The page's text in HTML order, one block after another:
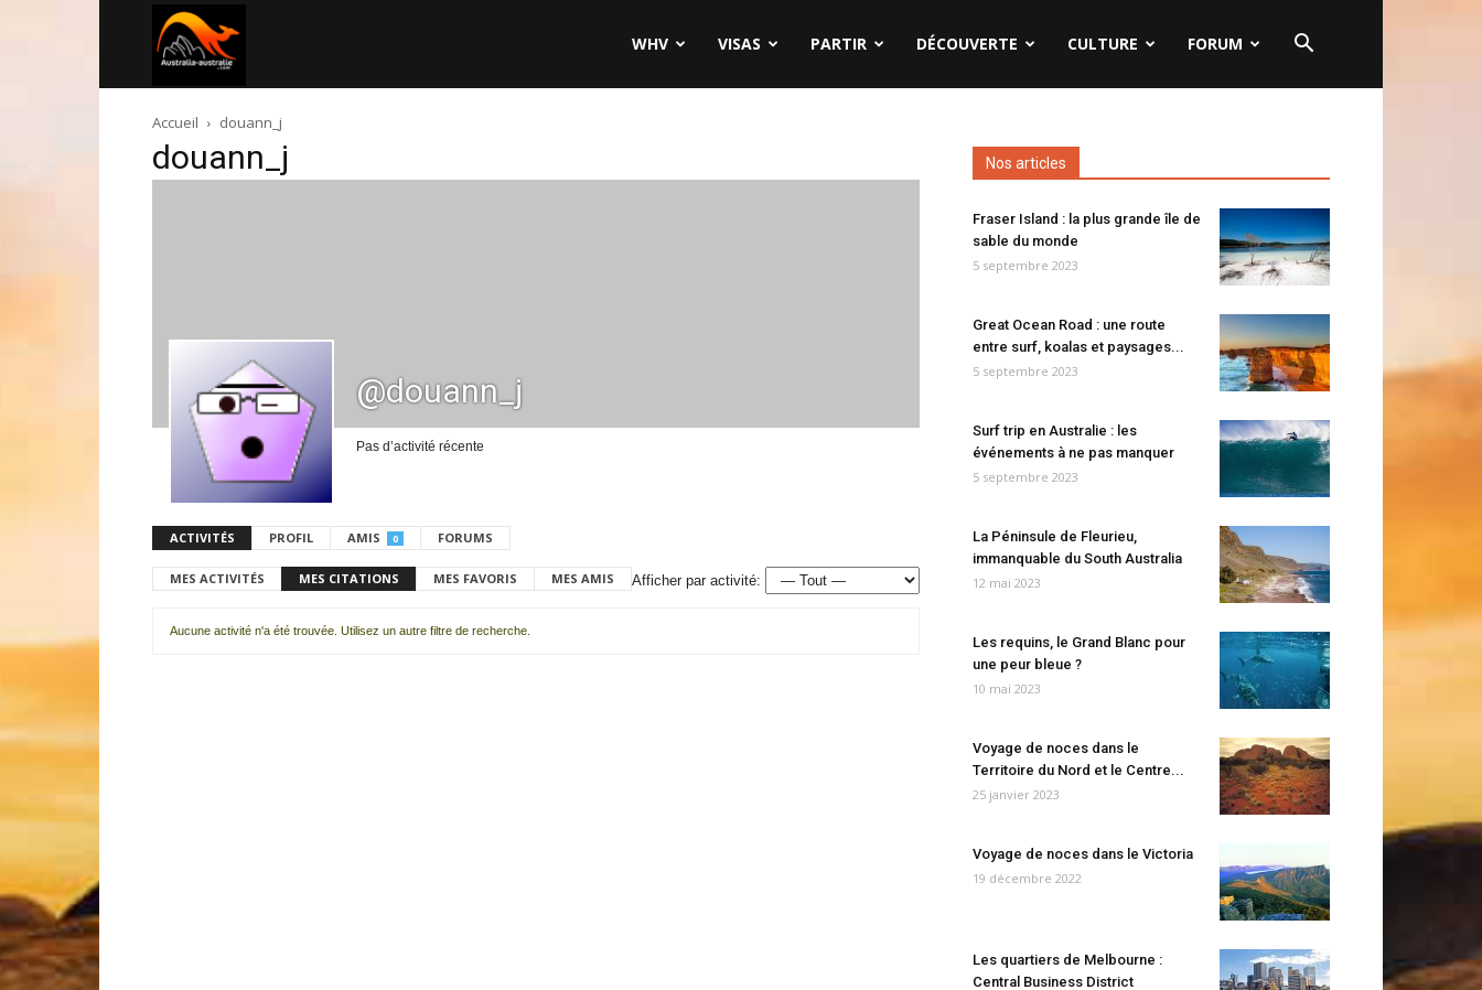
australie.com
WHV VISAS PARTIR DÉCOUVERTE CULTURE FORUM
Accueil douann_j
douann_j
@douann_j
Pas d’activité récente
ACTIVITÉS PROFIL AMIS 0 FORUMS
MES ACTIVITÉS MES CITATIONS MES FAVORIS MES AMIS Afficher par activité:
Aucune activité n'a été trouvée. Utilisez un autre filtre de recherche.
Nos articles
Fraser Island : la plus grande île de
sable du monde
5 septembre 2023
Great Ocean Road : une route
entre surf, koalas et paysages...
5 septembre 2023
Surf trip en Australie : les
événements à ne pas manquer
5 septembre 2023
La Péninsule de Fleurieu,
immanquable du South Australia
12 mai 2023
Les requins, le Grand Blanc pour
une peur bleue ?
10 mai 2023
Voyage de noces dans le
Territoire du Nord et le Centre...
25 janvier 2023
Voyage de noces dans le Victoria
19 décembre 2022
Les quartiers de Melbourne :
Central Business District